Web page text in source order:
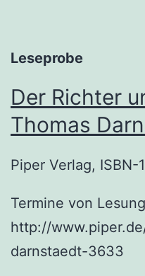
Leseprobe
Der Richter
Thomas
Piper Verlag,
Termine von
http://
darnstaedt-3633